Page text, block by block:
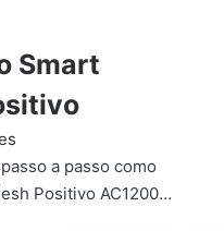
Smart
a passo como
Positivo AC1200…